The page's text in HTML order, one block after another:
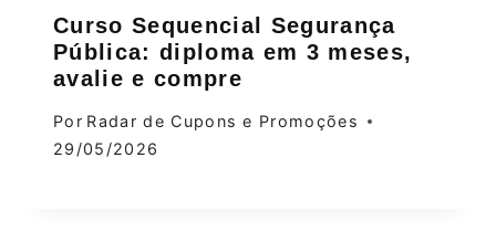
Curso Sequencial Segurança
Pública: diploma em 3 meses,
avalie e compre
Por Radar de Cupons e Promoções
29/05/2026